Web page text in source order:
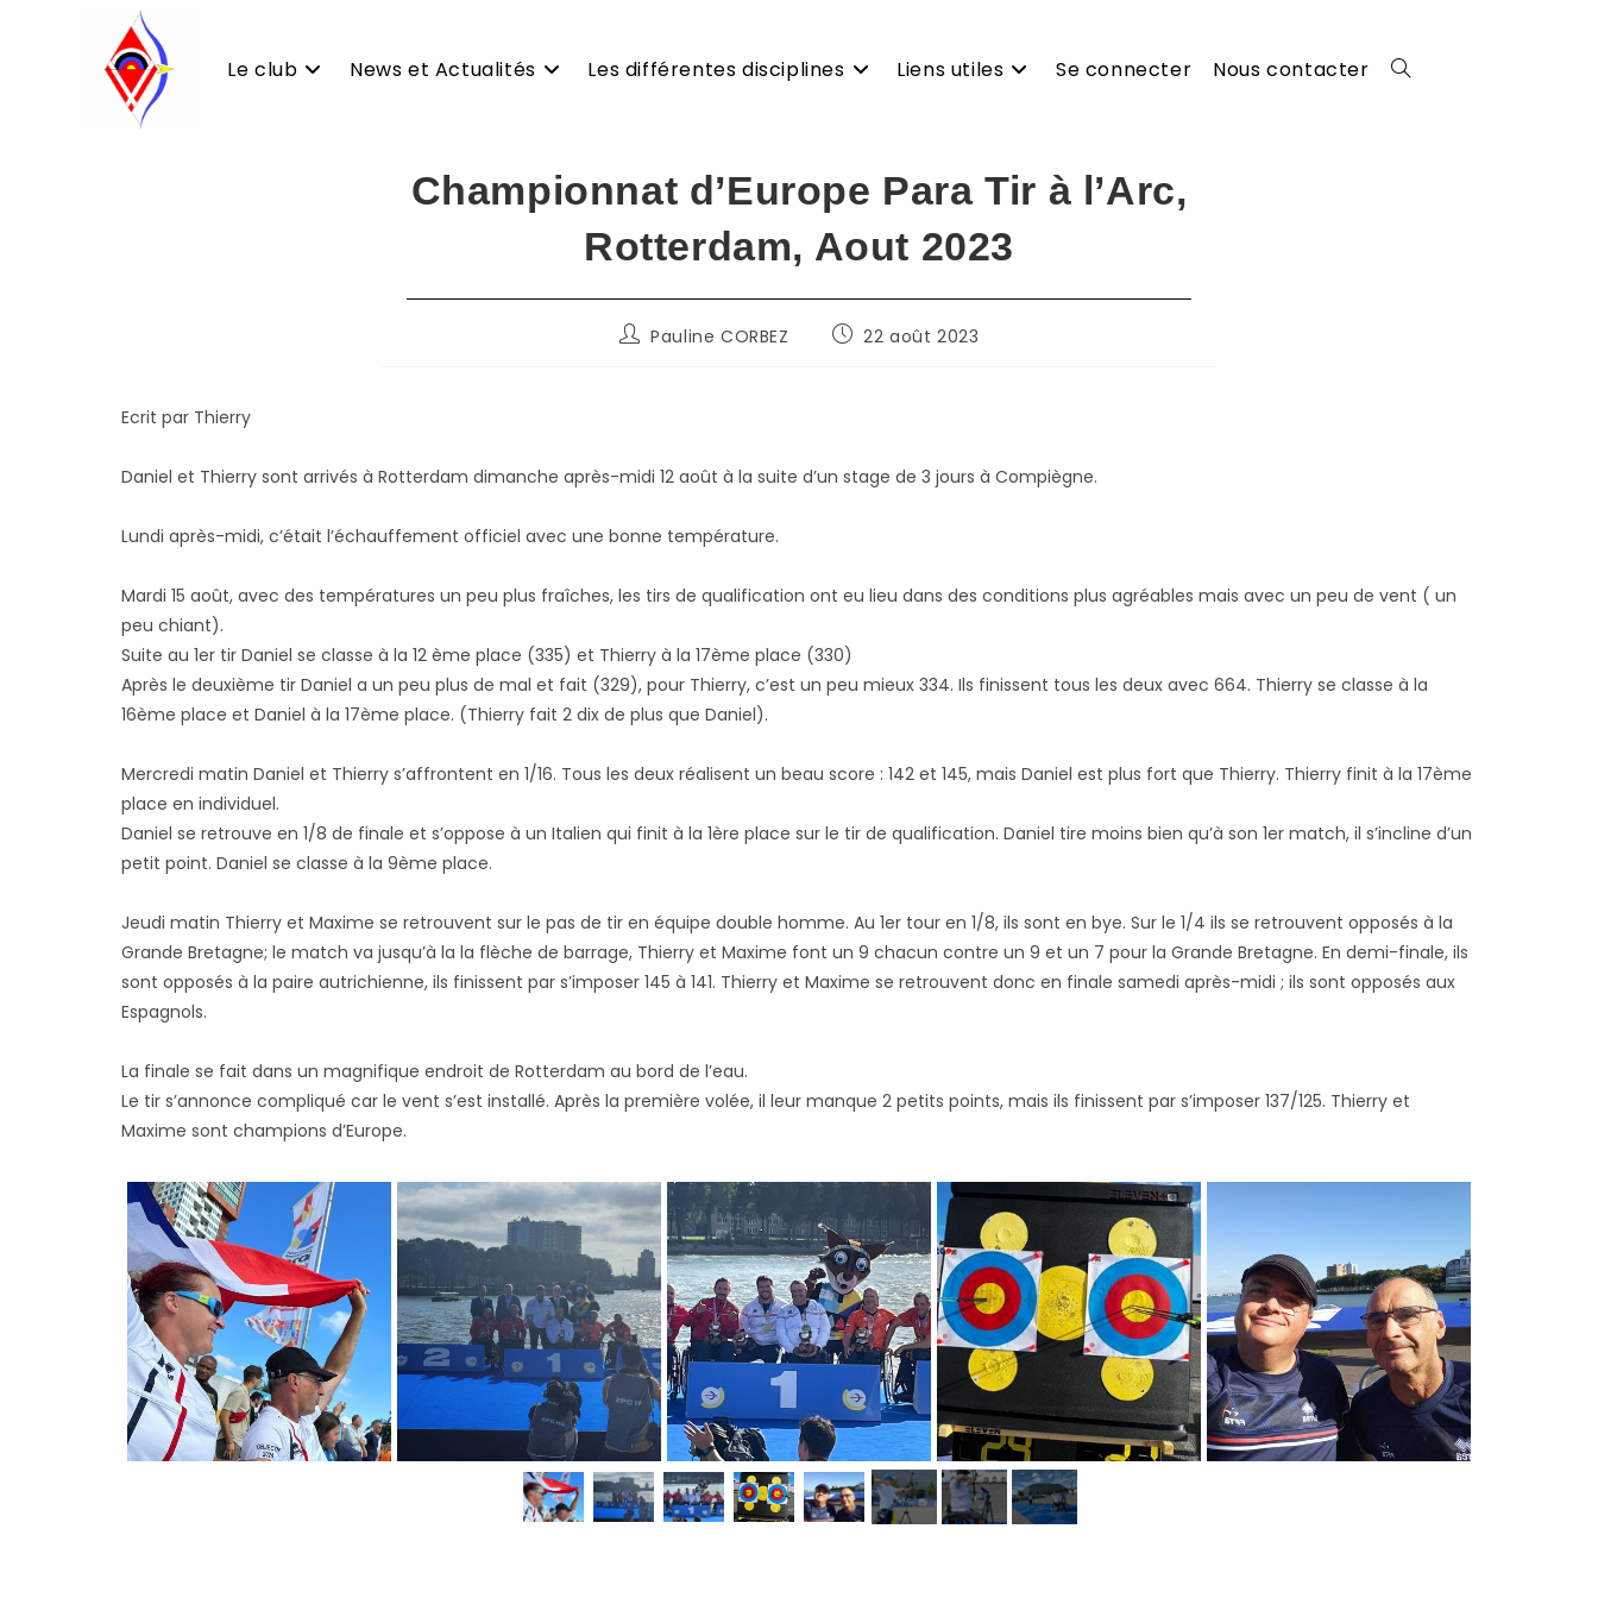
Le club News et Actualités Les différentes disciplines Liens utiles Se connecter Nous contacter Toggle
Championnat d’Europe Para Tir à l’Arc,
Rotterdam, Aout 2023
Auteur/autrice
Pauline CORBEZ
Publication
22 août 2023
Ecrit par Thierry
Daniel et Thierry sont arrivés à Rotterdam dimanche après-midi 12 août à la suite d’un stage de 3 jours à Compiègne.
Lundi après-midi, c’était l’échauffement officiel avec une bonne température.
Mardi 15 août, avec des températures un peu plus fraîches, les tirs de qualification ont eu lieu dans des conditions plus agréables mais avec un peu de vent ( un
peu chiant).
Suite au 1er tir Daniel se classe à la 12 ème place (335) et Thierry à la 17ème place (330)
Après le deuxième tir Daniel a un peu plus de mal et fait (329), pour Thierry, c’est un peu mieux 334. Ils finissent tous les deux avec 664. Thierry se classe à la
16ème place et Daniel à la 17ème place. (Thierry fait 2 dix de plus que Daniel).
Mercredi matin Daniel et Thierry s’affrontent en 1/16. Tous les deux réalisent un beau score : 142 et 145, mais Daniel est plus fort que Thierry. Thierry finit à la 17ème
place en individuel.
Daniel se retrouve en 1/8 de finale et s’oppose à un Italien qui finit à la 1ère place sur le tir de qualification. Daniel tire moins bien qu’à son 1er match, il s’incline d’un
petit point. Daniel se classe à la 9ème place.
Jeudi matin Thierry et Maxime se retrouvent sur le pas de tir en équipe double homme. Au 1er tour en 1/8, ils sont en bye. Sur le 1/4 ils se retrouvent opposés à la
Grande Bretagne; le match va jusqu’à la la flèche de barrage, Thierry et Maxime font un 9 chacun contre un 9 et un 7 pour la Grande Bretagne. En demi-finale, ils
sont opposés à la paire autrichienne, ils finissent par s’imposer 145 à 141. Thierry et Maxime se retrouvent donc en finale samedi après-midi ; ils sont opposés aux
Espagnols.
La finale se fait dans un magnifique endroit de Rotterdam au bord de l’eau.
Le tir s’annonce compliqué car le vent s’est installé. Après la première volée, il leur manque 2 petits points, mais ils finissent par s’imposer 137/125. Thierry et
Maxime sont champions d’Europe.